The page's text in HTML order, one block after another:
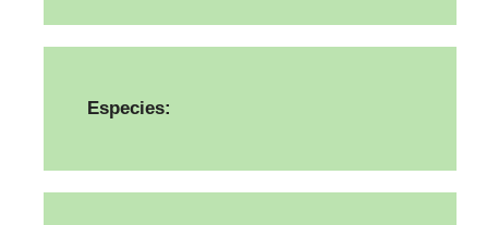
Especies: